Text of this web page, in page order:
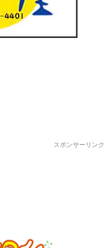
スポンサーリンク